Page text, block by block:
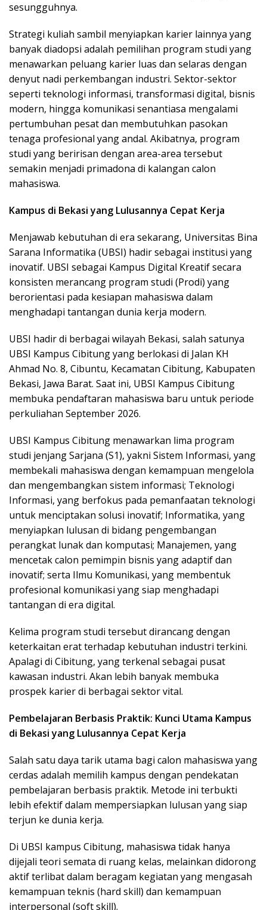
sesungguhnya.
Strategi kuliah sambil menyiapkan karier lainnya yang
banyak diadopsi adalah pemilihan program studi yang
menawarkan peluang karier luas dan selaras dengan
denyut nadi perkembangan industri. Sektor-sektor
seperti teknologi informasi, transformasi digital, bisnis
modern, hingga komunikasi senantiasa mengalami
pertumbuhan pesat dan membutuhkan pasokan
tenaga profesional yang andal. Akibatnya, program
studi yang beririsan dengan area-area tersebut
semakin menjadi primadona di kalangan calon
mahasiswa.
Kampus di Bekasi yang Lulusannya Cepat Kerja
Menjawab kebutuhan di era sekarang, Universitas Bina
Sarana Informatika (UBSI) hadir sebagai institusi yang
inovatif. UBSI sebagai Kampus Digital Kreatif secara
konsisten merancang program studi (Prodi) yang
berorientasi pada kesiapan mahasiswa dalam
menghadapi tantangan dunia kerja modern.
UBSI hadir di berbagai wilayah Bekasi, salah satunya
UBSI Kampus Cibitung yang berlokasi di Jalan KH
Ahmad No. 8, Cibuntu, Kecamatan Cibitung, Kabupaten
Bekasi, Jawa Barat. Saat ini, UBSI Kampus Cibitung
membuka pendaftaran mahasiswa baru untuk periode
perkuliahan September 2026.
UBSI Kampus Cibitung menawarkan lima program
studi jenjang Sarjana (S1), yakni Sistem Informasi, yang
membekali mahasiswa dengan kemampuan mengelola
dan mengembangkan sistem informasi; Teknologi
Informasi, yang berfokus pada pemanfaatan teknologi
untuk menciptakan solusi inovatif; Informatika, yang
menyiapkan lulusan di bidang pengembangan
perangkat lunak dan komputasi; Manajemen, yang
mencetak calon pemimpin bisnis yang adaptif dan
inovatif; serta Ilmu Komunikasi, yang membentuk
profesional komunikasi yang siap menghadapi
tantangan di era digital.
Kelima program studi tersebut dirancang dengan
keterkaitan erat terhadap kebutuhan industri terkini.
Apalagi di Cibitung, yang terkenal sebagai pusat
kawasan industri. Akan lebih banyak membuka
prospek karier di berbagai sektor vital.
Pembelajaran Berbasis Praktik: Kunci Utama Kampus
di Bekasi yang Lulusannya Cepat Kerja
Salah satu daya tarik utama bagi calon mahasiswa yang
cerdas adalah memilih kampus dengan pendekatan
pembelajaran berbasis praktik. Metode ini terbukti
lebih efektif dalam mempersiapkan lulusan yang siap
terjun ke dunia kerja.
Di UBSI kampus Cibitung, mahasiswa tidak hanya
dijejali teori semata di ruang kelas, melainkan didorong
aktif terlibat dalam beragam kegiatan yang mengasah
kemampuan teknis (hard skill) dan kemampuan
interpersonal (soft skill).